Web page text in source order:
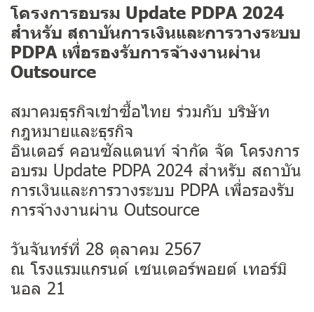
โครงการอบรม Update PDPA 2024
สำหรับ สถาบันการเงินและการวางระบบ
PDPA เพื่อรองรับการจ้างงานผ่าน
Outsource
สมาคมธุรกิจเช่าซื้อไทย ร่วมกับ บริษัท
กฎหมายและธุรกิจ
อินเตอร์ คอนซัลแตนท์ จำกัด จัด โครงการ
อบรม Update PDPA 2024 สำหรับ สถาบัน
การเงินและการวางระบบ PDPA เพื่อรองรับ
การจ้างงานผ่าน Outsource
วันจันทร์ที่ 28 ตุลาคม 2567
ณ โรงแรมแกรนด์ เซนเตอร์พอยต์ เทอร์มิ
นอล 21